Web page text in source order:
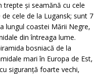
trepte și seamănă cu cele
cele de la Lugansk; sunt 7
lungul coastei Mării Negre,
din întreaga lume.
bosniacă de la
mari în Europa de Est,
siguranță foarte vechi,